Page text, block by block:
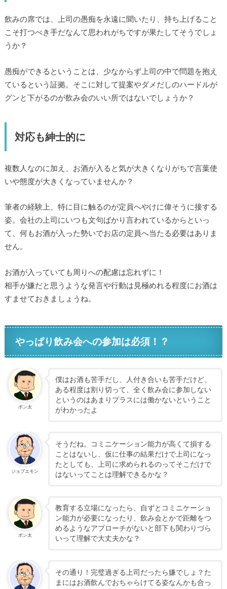
飲みの席では、上司の愚痴を永遠に聞いたり、持ち上げること
こそ打つべき手だなんて思われがちですが果たしてそうでしょ
うか？
愚痴ができるということは、少なからず上司の中で問題を抱え
ているという証拠。そこに対して提案やダメだしのハードルが
グンと下がるのが飲み会のいい所ではないでしょうか？
対応も紳士的に
複数人なのに加え、お酒が入ると気が大きくなりがちで言葉使
いや態度が大きくなっていませんか？
筆者の経験上、特に目に触るのが定員へやけに偉そうに接する
姿。会社の上司にいつも文句ばかり言われているからといっ
て、何もお酒が入った勢いでお店の定員へ当たる必要はありま
せん。
お酒が入っていても周りへの配慮は忘れずに！
相手が嫌だと思うような発言や行動は見極めれる程度にお酒は
すませておきましょうね。
やっぱり飲み会への参加は必須！？
ポン太
僕はお酒も苦手だし、人付き合いも苦手だけど、
ある程度は割り切って、全く飲み会に参加しない
というのはあまりプラスには働かないということ
がわかったよ
ジョブエモン
そうだね。コミニケーション能力が高くて損する
ことはないし、仮に仕事の結果だけで上司になっ
たとしても、上司に求められるのってそこだけで
はないってことは理解できるかな？
ポン太
教育する立場になったら、自ずとコミニケーショ
ン能力が必要になったり、飲み会とかで距離をつ
めるようなアプローチがないと部下も関わりづら
いって理解で大丈夫かな？
その通り！完璧過ぎる上司だったら嫌でしょ？た
まにはお酒飲んでおちゃらけてる姿なんかも合っ